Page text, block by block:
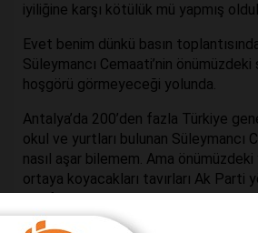
iyiliğine karşı kötülük mü yapmış
Evet benim dünkü basın
Süleymancı Cemaati’nin
hoşgörü görmeyeceği yolunda.
Antalya’da 200’den fazla Türkiye
okul ve yurtları bulunan Süleymancı
nasıl aşar bilemem. Ama
ortaya koyacakları tavırları Ak Parti
tarafından dikkatlice incelenecektir.